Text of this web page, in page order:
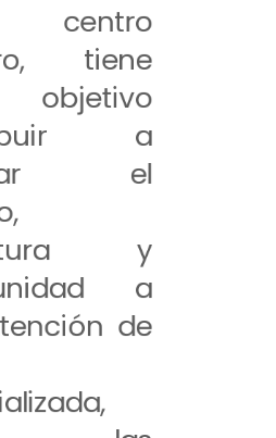
centro
tiene
objetivo
a
el
y
a
de